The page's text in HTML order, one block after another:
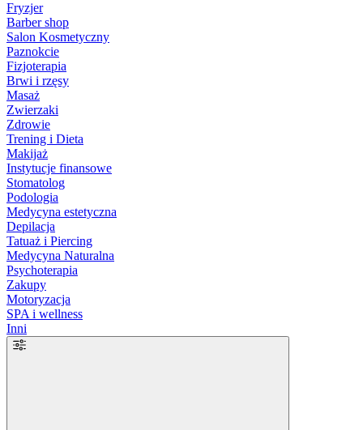
Fryzjer
Barber shop
Salon Kosmetyczny
Paznokcie
Fizjoterapia
Brwi i rzęsy
Masaż
Zwierzaki
Zdrowie
Trening i Dieta
Makijaż
Instytucje finansowe
Stomatolog
Podologia
Medycyna estetyczna
Depilacja
Tatuaż i Piercing
Medycyna Naturalna
Psychoterapia
Zakupy
Motoryzacja
SPA i wellness
Inni